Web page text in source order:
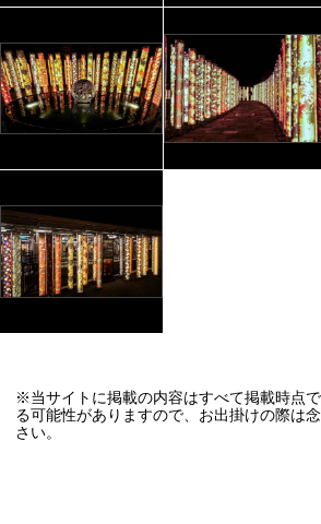
※当サイトに掲載の内容はすべて掲載時点
る可能性がありますので、お出掛けの際は
さい。